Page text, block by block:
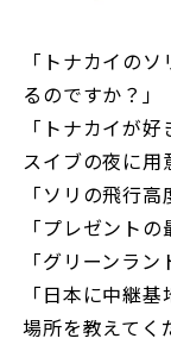
「トナカイの
るのですか？」
「トナカイが
スイブの夜に用
「ソリの飛行
「プレゼント
「グリーンラ
「日本に中継
場所を教えてく